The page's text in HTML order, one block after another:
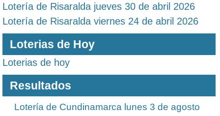
Lotería de Risaralda jueves 30 de abril 2026
Lotería de Risaralda viernes 24 de abril 2026
Loterias de Hoy
Loterias de hoy
Resultados
Lotería de Cundinamarca lunes 3 de agosto